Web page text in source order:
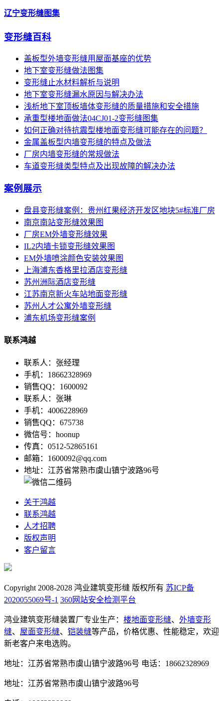
辽宁变形缝图集
变形缝百科
盖板型外墙变形缝用屋面基座的优势
地下室变形缝做法图集
变形缝止水材料解析与说明
地下室变形缝漏水原因与解决办法
浅析地下室顶板墙体变形缝的质量措施和安全措施
承重型楼地面做法04CJ01-2变形缝图集
如何正确对待抗震型楼地面变形缝可能存在的问题？
金属盖板型内墙变形缝的特点及做法
厂房内墙变形缝的常规做法
车道变形缝类型特点及出现故障的解决办法
案例展示
盘县变形缝案例：贵州红果经济开发区地块5#标准厂房
南京南站变形缝效果图
厂房EM外墙变形缝效果
IL2内墙卡锁变形缝效果图
EM外墙喷涂颜色安装效果图
上海浦东香格里拉酒店变形缝
苏州洲际酒店变形缝
江苏南京新火车站地面变形缝
苏州人才公寓外墙变形缝
浦东机场变形缝案例
联系鸿越
联系人：张经理
手机：18662328969
销售QQ：1600092
联系人：张琳
手机：4006228969
销售QQ：675738
微信号：hoonup
传真：0512-52865161
邮箱：1600092@qq.com
地址：江苏省常熟市虞山镇宁波路96号
关于鸿越
联系鸿越
人才招聘
版权声明
客户留言
Copyright 2008-2028 鸿业建筑变形缝 版权所有 苏ICP备
2020055069号-1 360网站安全检测平台
鸿业建筑变形缝装置厂专业生产： 楼地面变形缝、 外墙变形
缝、 屋面变形缝、 铠装缝等产品，价格优惠、性能稳定，欢迎
新老客户来电选购。
地址：江苏省常熟市虞山镇宁波路96号 电话：18662328969
地址：江苏省常熟市虞山镇宁波路96号